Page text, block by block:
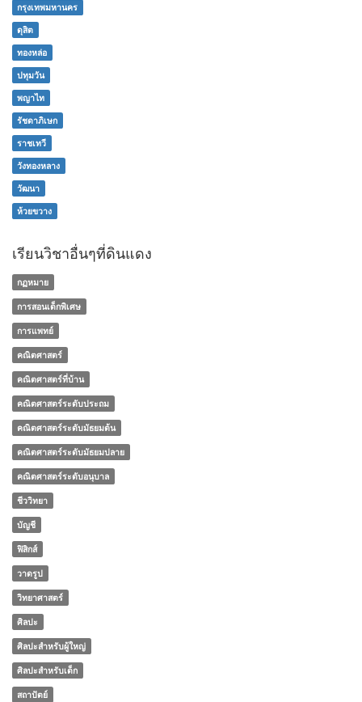
กรุงเทพมหานคร
ดุสิต
ทองหล่อ
ปทุมวัน
พญาไท
รัชดาภิเษก
ราชเทวี
วังทองหลาง
วัฒนา
ห้วยขวาง
เรียนวิชาอื่นๆที่ดินแดง
กฏหมาย
การสอนเด็กพิเศษ
การแพทย์
คณิตศาสตร์
คณิตศาสตร์ที่บ้าน
คณิตศาสตร์ระดับประถม
คณิตศาสตร์ระดับมัธยมต้น
คณิตศาสตร์ระดับมัธยมปลาย
คณิตศาสตร์ระดับอนุบาล
ชีววิทยา
บัญชี
ฟิสิกส์
วาดรูป
วิทยาศาสตร์
ศิลปะ
ศิลปะสำหรับผู้ใหญ่
ศิลปะสำหรับเด็ก
สถาปัตย์